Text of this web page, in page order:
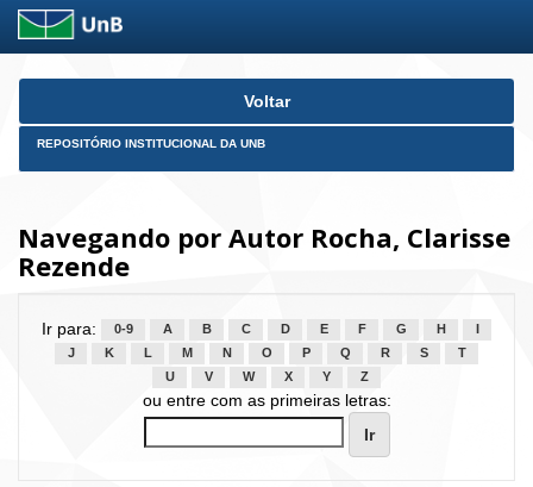
Skip
Voltar
REPOSITÓRIO INSTITUCIONAL DA UNB
Navegando por Autor Rocha, Clarisse
Rezende
Ir para: 0-9 A B C D E F G H
J
K L M N O P Q R S
T
U
V W X Y Z
ou entre com as primeiras letras: